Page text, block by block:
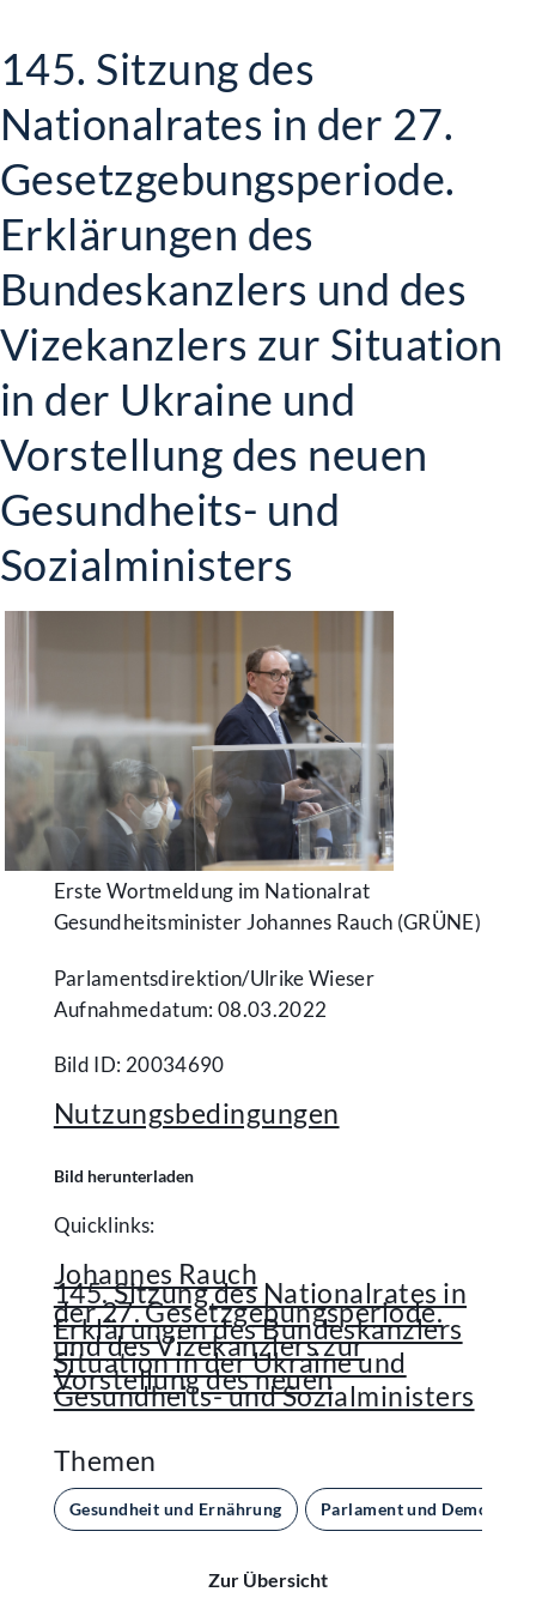
145. Sitzung des
Nationalrates in der 27.
Gesetzgebungsperiode.
Erklärungen des
Bundeskanzlers und des
Vizekanzlers zur Situation
in der Ukraine und
Vorstellung des neuen
Gesundheits- und
Sozialministers
Erste Wortmeldung im Nationalrat
Gesundheitsminister Johannes Rauch (GRÜNE)
Parlamentsdirektion/​Ulrike Wieser
Aufnahmedatum: 08.03.2022
Bild ID: 20034690
Nutzungsbedingungen
Bild herunterladen
Quicklinks:
Johannes Rauch
145. Sitzung des Nationalrates in
der 27. Gesetzgebungsperiode.
Erklärungen des Bundeskanzlers
und des Vizekanzlers zur
Situation in der Ukraine und
Vorstellung des neuen
Gesundheits- und Sozialministers
Themen
Gesundheit und Ernährung Parlament und Demokratie
Zur Übersicht